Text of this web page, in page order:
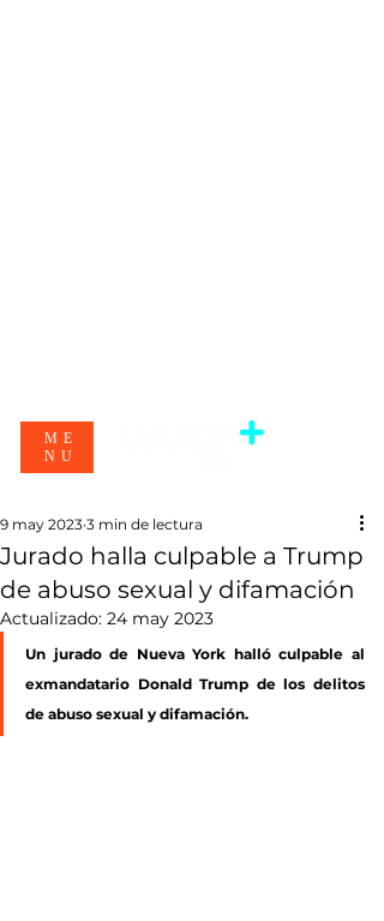
ME
NU
Jurado halla culpable a Trump
de abuso sexual y difamación
9 may 2023 3 min de lectura
Actualizado: 24 may 2023
Un jurado de Nueva York halló culpable al
exmandatario Donald Trump de los delitos
de abuso sexual y difamación.